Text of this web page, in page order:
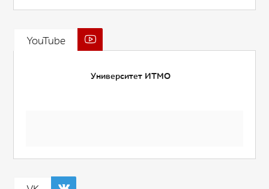
YouTube
Университет ИТМО